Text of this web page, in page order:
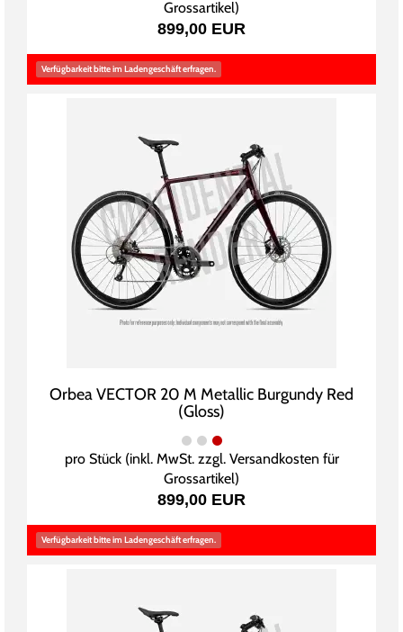
Grossartikel)
899,00 EUR
Verfügbarkeit bitte im Ladengeschäft erfragen.
Orbea VECTOR 20 M Metallic Burgundy Red
(Gloss)
pro Stück (inkl. MwSt. zzgl. Versandkosten für
Grossartikel)
899,00 EUR
Verfügbarkeit bitte im Ladengeschäft erfragen.